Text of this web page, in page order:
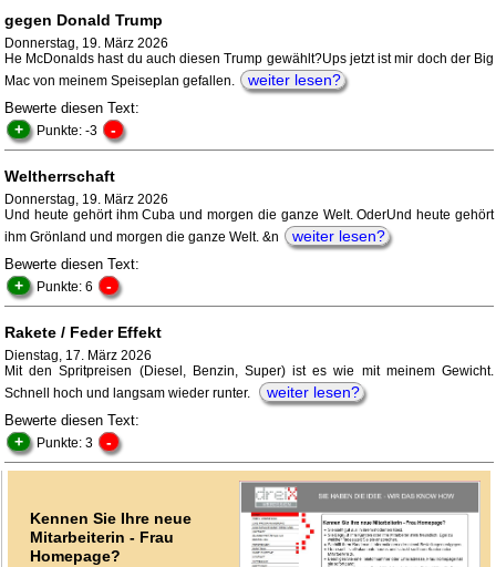
gegen Donald Trump
Donnerstag, 19. März 2026
He McDonalds hast du auch diesen Trump gewählt?Ups jetzt ist mir doch der Big
Mac von meinem Speiseplan gefallen.
weiter lesen?
Bewerte diesen Text:
+ Punkte: -3 -
Weltherrschaft
Donnerstag, 19. März 2026
Und heute gehört ihm Cuba und morgen die ganze Welt. OderUnd heute gehört
ihm Grönland und morgen die ganze Welt. &n
weiter lesen?
Bewerte diesen Text:
+ Punkte: 6 -
Rakete / Feder Effekt
Dienstag, 17. März 2026
Mit den Spritpreisen (Diesel, Benzin, Super) ist es wie mit meinem Gewicht.
Schnell hoch und langsam wieder runter.
weiter lesen?
Bewerte diesen Text:
+ Punkte: 3 -
Kennen Sie Ihre neue
Mitarbeiterin - Frau
Homepage?